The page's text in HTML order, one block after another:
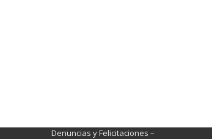
Denuncias y Felicitaciones –